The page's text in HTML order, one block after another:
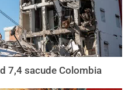
7,4 sacude Colombia